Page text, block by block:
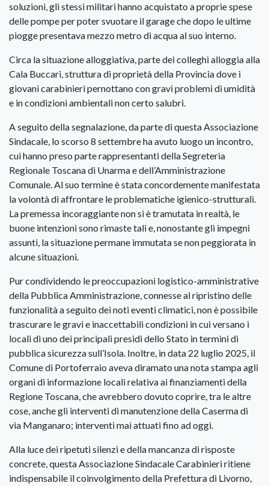
soluzioni, gli stessi militari hanno acquistato a proprie spese
delle pompe per poter svuotare il garage che dopo le ultime
piogge presentava mezzo metro di acqua al suo interno.
Circa la situazione alloggiativa, parte dei colleghi alloggia alla
Cala Buccari, struttura di proprietà della Provincia dove i
giovani carabinieri pernottano con gravi problemi di umidità
e in condizioni ambientali non certo salubri.
A seguito della segnalazione, da parte di questa Associazione
Sindacale, lo scorso 8 settembre ha avuto luogo un incontro,
cui hanno preso parte rappresentanti della Segreteria
Regionale Toscana di Unarma e dell’Amministrazione
Comunale. Al suo termine è stata concordemente manifestata
la volontà di affrontare le problematiche igienico-strutturali.
La premessa incoraggiante non si è tramutata in realtà, le
buone intenzioni sono rimaste tali e, nonostante gli impegni
assunti, la situazione permane immutata se non peggiorata in
alcune situazioni.
Pur condividendo le preoccupazioni logistico-amministrative
della Pubblica Amministrazione, connesse al ripristino delle
funzionalità a seguito dei noti eventi climatici, non è possibile
trascurare le gravi e inaccettabili condizioni in cui versano i
locali di uno dei principali presidi dello Stato in termini di
pubblica sicurezza sull’Isola. Inoltre, in data 22 luglio 2025, il
Comune di Portoferraio aveva diramato una nota stampa agli
organi di informazione locali relativa ai finanziamenti della
Regione Toscana, che avrebbero dovuto coprire, tra le altre
cose, anche gli interventi di manutenzione della Caserma di
via Manganaro; interventi mai attuati fino ad oggi.
Alla luce dei ripetuti silenzi e della mancanza di risposte
concrete, questa Associazione Sindacale Carabinieri ritiene
indispensabile il coinvolgimento della Prefettura di Livorno,